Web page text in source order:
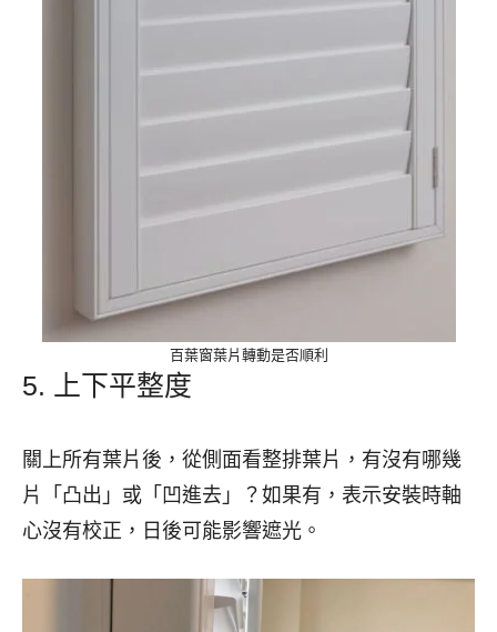
百葉窗葉片轉動是否順利
5. 上下平整度
關上所有葉片後，從側面看整排葉片，有沒有哪幾
片「凸出」或「凹進去」？如果有，表示安裝時軸
心沒有校正，日後可能影響遮光。